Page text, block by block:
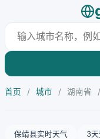
首页 / 城市 / 湖南省 /
保靖县实时天气 3